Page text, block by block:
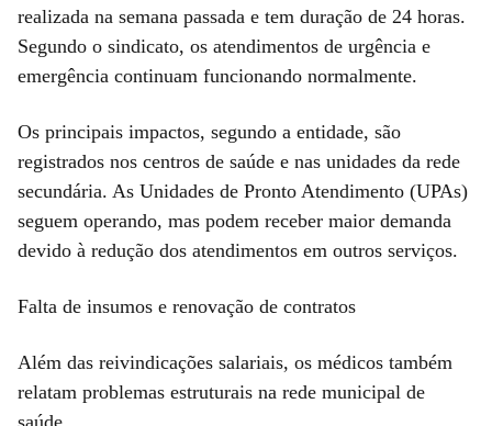
realizada na semana passada e tem duração de 24 horas.
Segundo o sindicato, os atendimentos de urgência e
emergência continuam funcionando normalmente.
Os principais impactos, segundo a entidade, são
registrados nos centros de saúde e nas unidades da rede
secundária. As Unidades de Pronto Atendimento (UPAs)
seguem operando, mas podem receber maior demanda
devido à redução dos atendimentos em outros serviços.
Falta de insumos e renovação de contratos
Além das reivindicações salariais, os médicos também
relatam problemas estruturais na rede municipal de
saúde.